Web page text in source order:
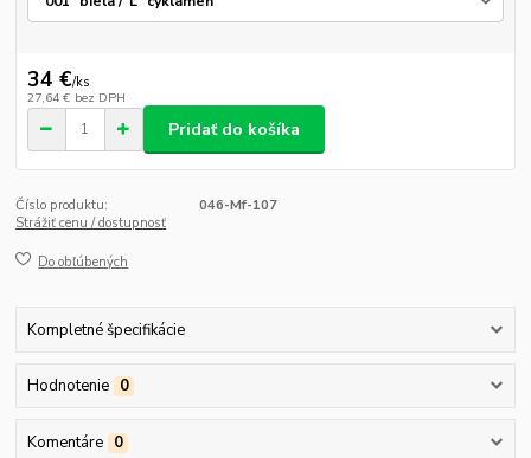
34 €/ks
27,64 € bez DPH
Pridať do košíka
Číslo produktu:
046-Mf-107
Strážiť cenu / dostupnosť
Do obľúbených
Kompletné špecifikácie
Hodnotenie 0
Komentáre 0